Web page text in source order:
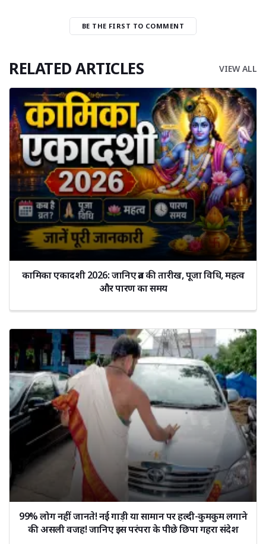
BE THE FIRST TO COMMENT
RELATED ARTICLES VIEW ALL
कामिका एकादशी 2026: जानिए व्रत की तारीख, पूजा विधि, महत्व
और पारण का समय
99% लोग नहीं जानते! नई गाड़ी या सामान पर हल्दी-कुमकुम लगाने
की असली वजह! जानिए इस परंपरा के पीछे छिपा गहरा संदेश